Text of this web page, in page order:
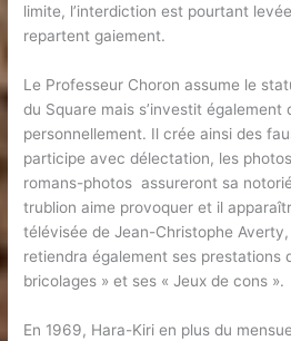
limite, l’interdiction est pourtant
repartent gaiement.
Le Professeur Choron assume le
du Square mais s’investit également
personnellement. Il crée ainsi des
participe avec délectation, les
romans-photos assureront sa
trublion aime provoquer et il
télévisée de Jean-Christophe
retiendra également ses prestations
bricolages » et ses « Jeux de cons ».
En 1969, Hara-Kiri en plus du